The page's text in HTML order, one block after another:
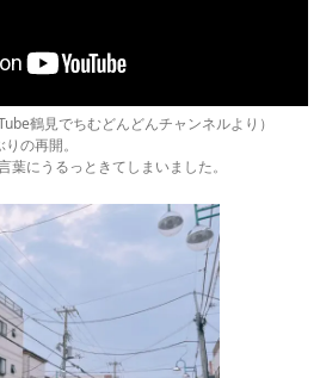
鶴見でちむどんどんチャンネルより）
の再開。
にうるっときてしまいました。